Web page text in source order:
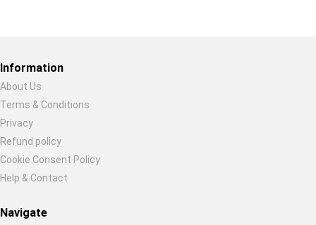
Information
About Us
Terms & Conditions
Privacy
Refund policy
Cookie Consent Policy
Help & Contact
Navigate